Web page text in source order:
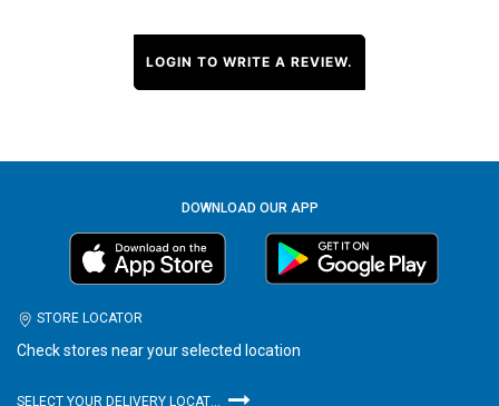
LOGIN TO WRITE A REVIEW.
DOWNLOAD OUR APP
STORE LOCATOR
Check stores near your selected location